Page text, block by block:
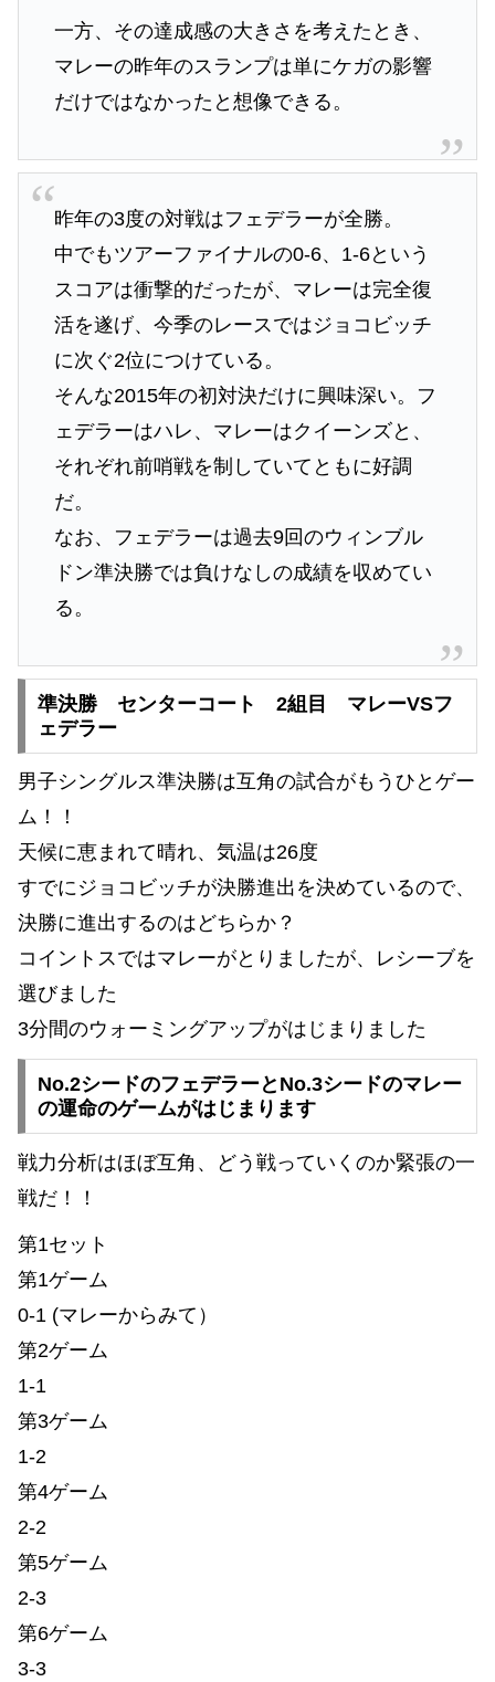
一方、その達成感の大きさを考えたとき、
マレーの昨年のスランプは単にケガの影響
だけではなかったと想像できる。
昨年の3度の対戦はフェデラーが全勝。
中でもツアーファイナルの0-6、1-6という
スコアは衝撃的だったが、マレーは完全復
活を遂げ、今季のレースではジョコビッチ
に次ぐ2位につけている。
そんな2015年の初対決だけに興味深い。フ
ェデラーはハレ、マレーはクイーンズと、
それぞれ前哨戦を制していてともに好調
だ。
なお、フェデラーは過去9回のウィンブル
ドン準決勝では負けなしの成績を収めてい
る。
準決勝 センターコート 2組目 マレーVSフ
ェデラー
男子シングルス準決勝は互角の試合がもうひとゲー
ム！！
天候に恵まれて晴れ、気温は26度
すでにジョコビッチが決勝進出を決めているので、
決勝に進出するのはどちらか？
コイントスではマレーがとりましたが、レシーブを
選びました
3分間のウォーミングアップがはじまりました
No.2シードのフェデラーとNo.3シードのマレー
の運命のゲームがはじまります
戦力分析はほぼ互角、どう戦っていくのか緊張の一
戦だ！！
第1セット
第1ゲーム
0-1 (マレーからみて）
第2ゲーム
1-1
第3ゲーム
1-2
第4ゲーム
2-2
第5ゲーム
2-3
第6ゲーム
3-3